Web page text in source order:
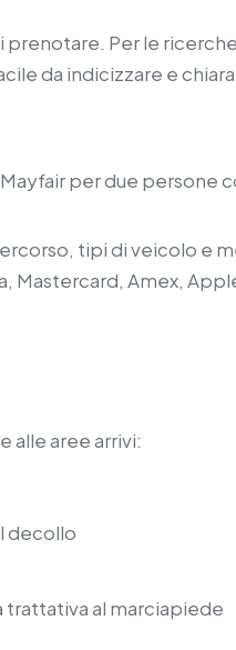
Per le
da indicizzare e
per due persone
tipi di veicolo e
Amex,
alle aree arrivi:
decollo
trattativa al marciapiede